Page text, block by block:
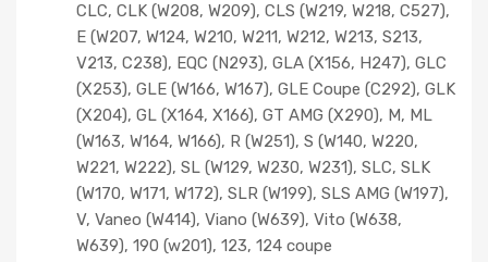
CLC, CLK (W208, W209), CLS (W219, W218, C527),
E (W207, W124, W210, W211, W212, W213, S213,
V213, C238), EQC (N293), GLA (X156, H247), GLC
(X253), GLE (W166, W167), GLE Coupe (C292), GLK
(X204), GL (X164, X166), GT AMG (X290), M, ML
(W163, W164, W166), R (W251), S (W140, W220,
W221, W222), SL (W129, W230, W231), SLC, SLK
(W170, W171, W172), SLR (W199), SLS AMG (W197),
V, Vaneo (W414), Viano (W639), Vito (W638,
W639), 190 (w201), 123, 124 coupe